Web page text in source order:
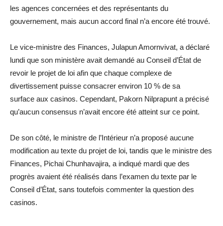
les agences concernées et des représentants du
gouvernement, mais aucun accord final n’a encore été trouvé.
Le vice-ministre des Finances, Julapun Amornvivat, a déclaré
lundi que son ministère avait demandé au Conseil d’État de
revoir le projet de loi afin que chaque complexe de
divertissement puisse consacrer environ 10 % de sa
surface aux casinos. Cependant, Pakorn Nilprapunt a précisé
qu’aucun consensus n’avait encore été atteint sur ce point.
De son côté, le ministre de l’Intérieur n’a proposé aucune
modification au texte du projet de loi, tandis que le ministre des
Finances, Pichai Chunhavajira, a indiqué mardi que des
progrès avaient été réalisés dans l’examen du texte par le
Conseil d’État, sans toutefois commenter la question des
casinos.